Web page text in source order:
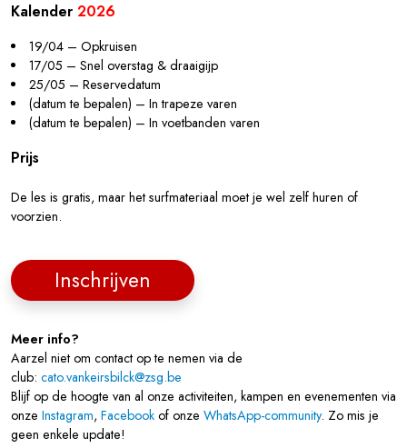
Kalender 2026
19/04 – Opkruisen
17/05 – Snel overstag & draaigijp
25/05 – Reservedatum
(datum te bepalen) – In trapeze varen
(datum te bepalen) – In voetbanden varen
Prijs
De les is gratis, maar het surfmateriaal moet je wel zelf huren of
voorzien.
Inschrijven
Meer info?
Aarzel niet om contact op te nemen via de
club: cato.vankeirsbilck@zsg.be
Blijf op de hoogte van al onze activiteiten, kampen en evenementen via
onze Instagram, Facebook of onze WhatsApp-community. Zo mis je
geen enkele update!